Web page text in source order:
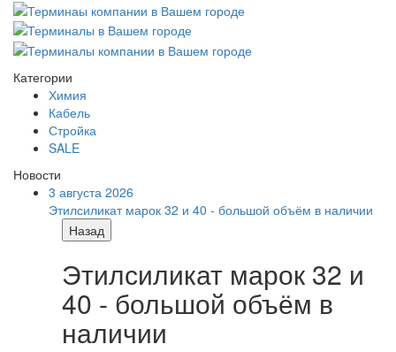
Категории
Химия
Кабель
Стройка
SALE
Новости
3 августа 2026
Этилсиликат марок 32 и 40 - большой объём в наличии
Назад
Этилсиликат марок 32 и
40 - большой объём в
наличии